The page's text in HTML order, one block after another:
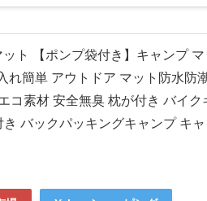
ト 【ポンプ袋付き】キャンプ マ
れ簡単 アウトドア マット防水防
コ素材 安全無臭 枕が付き バイク
バックパッキングキャンプ キ